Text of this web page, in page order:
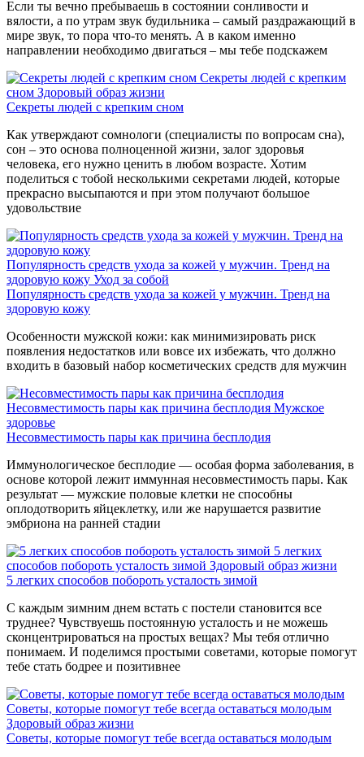
Если ты вечно пребываешь в состоянии сонливости и
вялости, а по утрам звук будильника – самый раздражающий в
мире звук, то пора что-то менять. А в каком именно
направлении необходимо двигаться – мы тебе подскажем
Секреты людей с крепким
сном Здоровый образ жизни
Секреты людей с крепким сном
Как утверждают сомнологи (специалисты по вопросам сна),
сон – это основа полноценной жизни, залог здоровья
человека, его нужно ценить в любом возрасте. Хотим
поделиться с тобой несколькими секретами людей, которые
прекрасно высыпаются и при этом получают большое
удовольствие
Популярность средств ухода за кожей у мужчин. Тренд на
здоровую кожу Уход за собой
Популярность средств ухода за кожей у мужчин. Тренд на
здоровую кожу
Особенности мужской кожи: как минимизировать риск
появления недостатков или вовсе их избежать, что должно
входить в базовый набор косметических средств для мужчин
Несовместимость пары как причина бесплодия Мужское
здоровье
Несовместимость пары как причина бесплодия
Иммунологическое бесплодие — особая форма заболевания, в
основе которой лежит иммунная несовместимость пары. Как
результат — мужские половые клетки не способны
оплодотворить яйцеклетку, или же нарушается развитие
эмбриона на ранней стадии
5 легких
способов побороть усталость зимой Здоровый образ жизни
5 легких способов побороть усталость зимой
С каждым зимним днем встать с постели становится все
труднее? Чувствуешь постоянную усталость и не можешь
сконцентрироваться на простых вещах? Мы тебя отлично
понимаем. И поделимся простыми советами, которые помогут
тебе стать бодрее и позитивнее
Советы, которые помогут тебе всегда оставаться молодым
Здоровый образ жизни
Советы, которые помогут тебе всегда оставаться молодым